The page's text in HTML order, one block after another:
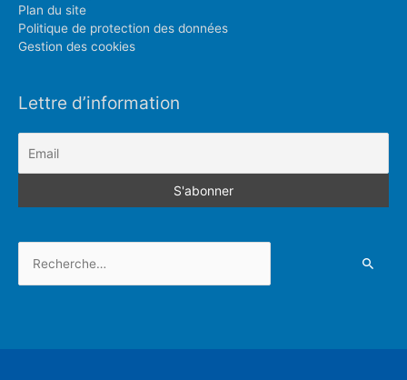
Plan du site
Politique de protection des données
Gestion des cookies
Lettre d’information